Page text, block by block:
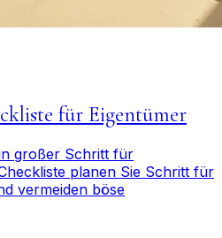
für Eigentümer
großer Schritt für
planen Sie Schritt für
vermeiden böse